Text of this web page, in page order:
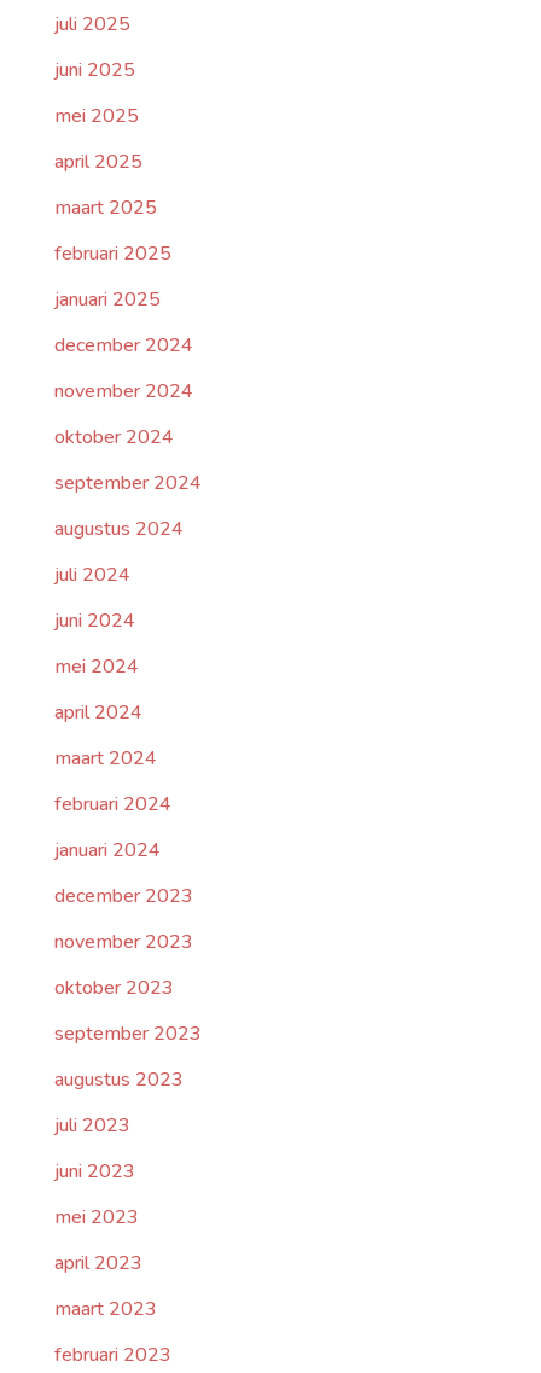
juli 2025
juni 2025
mei 2025
april 2025
maart 2025
februari 2025
januari 2025
december 2024
november 2024
oktober 2024
september 2024
augustus 2024
juli 2024
juni 2024
mei 2024
april 2024
maart 2024
februari 2024
januari 2024
december 2023
november 2023
oktober 2023
september 2023
augustus 2023
juli 2023
juni 2023
mei 2023
april 2023
maart 2023
februari 2023